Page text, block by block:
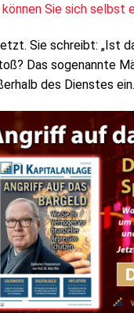
können Sie sich selbst
Sie schreibt: „Ist
Das sogenannte
des Dienstes